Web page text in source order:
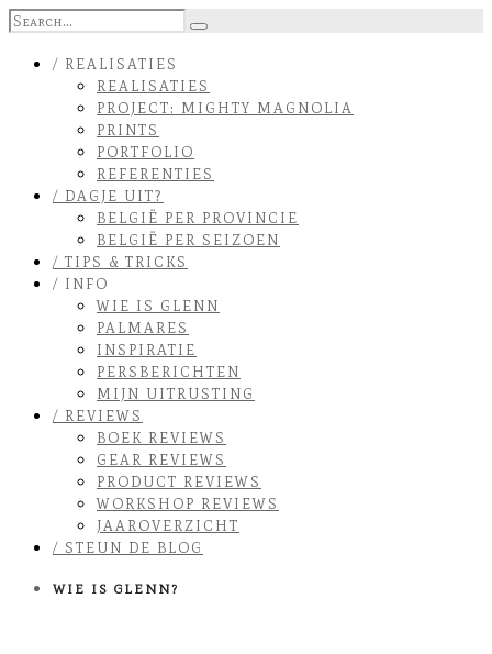
/ REALISATIES
REALISATIES
PROJECT: MIGHTY MAGNOLIA
PRINTS
PORTFOLIO
REFERENTIES
/ DAGJE UIT?
BELGIË PER PROVINCIE
BELGIË PER SEIZOEN
/ TIPS & TRICKS
/ INFO
WIE IS GLENN
PALMARES
INSPIRATIE
PERSBERICHTEN
MIJN UITRUSTING
/ REVIEWS
BOEK REVIEWS
GEAR REVIEWS
PRODUCT REVIEWS
WORKSHOP REVIEWS
JAAROVERZICHT
/ STEUN DE BLOG
WIE IS GLENN?